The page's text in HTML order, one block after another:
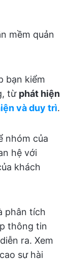
mềm quản
bạn kiểm
từ phát hiện
và duy trì.
nhóm của
hệ với
khách
phân tích
thông tin
ra. Xem
sự hài